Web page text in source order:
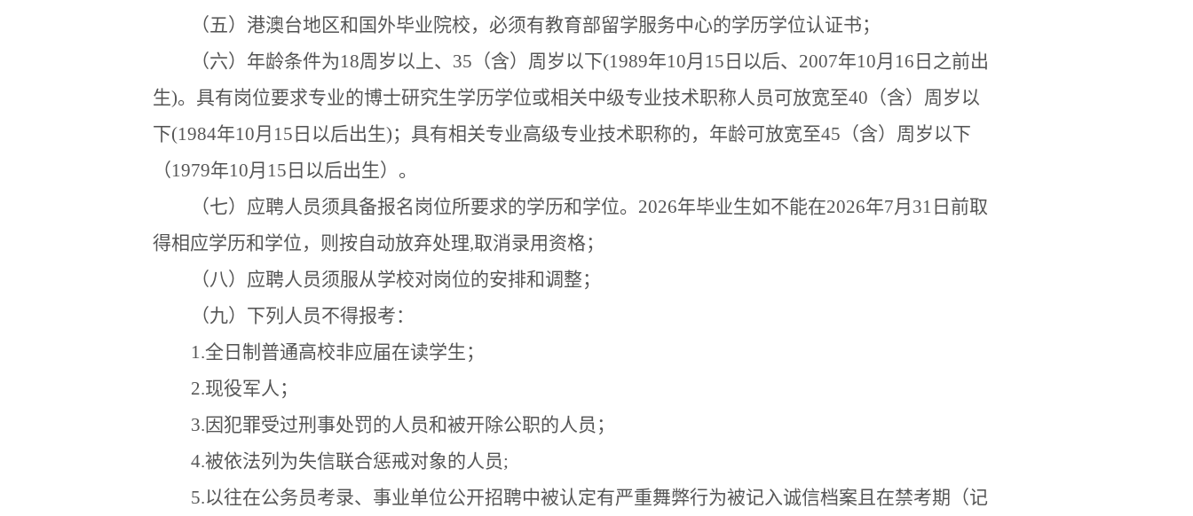
（五）港澳台地区和国外毕业院校，必须有教育部留学服务中心的学历学位认证书；
（六）年龄条件为18周岁以上、 35 （含）周岁以下(1989年10月 15 日以后、 2007年10月 16 日之前出
生)。具有岗位要求专业的博士研究生学历学位或相关中级专业技术职称人员可放宽至40 （含）周岁以
下(1984年10月 15 日以后出生)；具有相关专业高级专业技术职称的，年龄可放宽至45 （含）周岁以下
（1979年10月 15 日以后出生）。
（七）应聘人员须具备报名岗位所要求的学历和学位。 2026年毕业生如不能在2026年7月 31 日前取
得相应学历和学位，则按自动放弃处理,取消录用资格；
（八）应聘人员须服从学校对岗位的安排和调整；
（九）下列人员不得报考：
1.全日制普通高校非应届在读学生；
2.现役军人；
3.因犯罪受过刑事处罚的人员和被开除公职的人员；
4.被依法列为失信联合惩戒对象的人员;
5.以往在公务员考录、事业单位公开招聘中被认定有严重舞弊行为被记入诚信档案且在禁考期（记